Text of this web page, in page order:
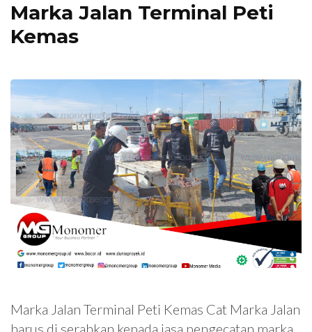
Marka Jalan Terminal Peti
Kemas
Marka Jalan Terminal Peti Kemas Cat Marka Jalan
harus di serahkan kepada jasa pengecatan marka